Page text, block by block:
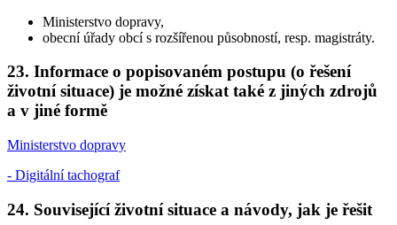
Ministerstvo dopravy,
obecní úřady obcí s rozšířenou působností, resp. magistráty.
23. Informace o popisovaném postupu (o řešení
životní situace) je možné získat také z jiných zdrojů
a v jiné formě
Ministerstvo dopravy
- Digitální tachograf
24. Související životní situace a návody, jak je řešit